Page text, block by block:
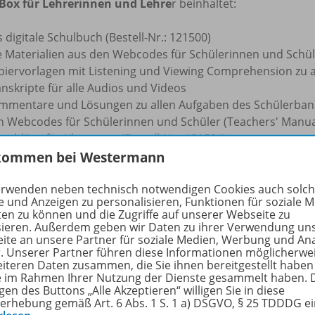
für Lehrerinnen und Lehrer beinhaltet:
digitale Schulbuch (Bestell-Nr.: 121500)
Materialien aus den Webcodes für Schülerinnen und
mit Listening und Viewing Comprehension zu
für alle Audios und Videos
und Lösungen zu allen Aufgaben des
Webcodes für Schülerinnen und Schüler (Teachers'
für Klausuren (Bestell-Nr.: 121504)
zum Bearbeiten der Schulbuchseiten
für Ihre Schülerinnen und Schüler
kann flexibel auf PC/MAC, Tablets und Smartphones
.
Informationen zur BiBox finden Siehier.
bei Westermann
neben technisch notwendigen Cookies auch
und Anzeigen zu personalisieren, Funktionen für soziale
zu können und die Zugriffe auf unserer Webseite zu
Außerdem geben wir Daten zu ihrer Verwendung
an unsere Partner für soziale Medien, Werbung und
Unserer Partner führen diese Informationen
Daten zusammen, die Sie ihnen bereitgestellt
im Rahmen Ihrer Nutzung der Dienste gesammelt haben.
des Buttons „Alle Akzeptieren“ willigen Sie in diese
gemäß Art. 6 Abs. 1 S. 1 a) DSGVO, § 25 TDDDG